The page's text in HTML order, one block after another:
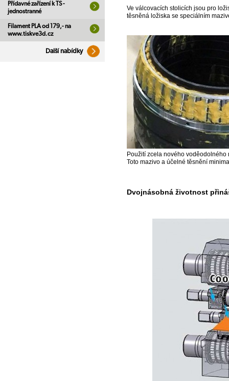
Přídavné zařízení k TS -
jednostranné
Filament PLA od 179,- na
www.tiskve3d.cz
Další nabídky
Ve válcovacích stolicích jsou pro
těsněná ložiska se speciálním
Použití zcela nového voděodolného
Toto mazivo a účelné těsnění
Dvojnásobná životnost